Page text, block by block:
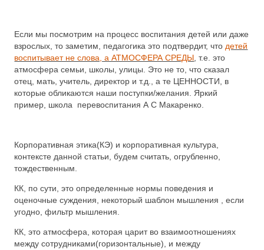
Если мы посмотрим на процесс воспитания детей или даже
взрослых, то заметим, педагогика это подтвердит, что детей
воспитывает не слова, а АТМОСФЕРА СРЕДЫ , т.е. это
атмосфера семьи, школы, улицы. Это не то, что сказал
отец, мать, учитель, директор и т.д., а те ЦЕННОСТИ, в
которые обликаются наши поступки/желания. Яркий
пример, школа перевоспитания А С Макаренко.
Корпоративная этика(КЭ) и корпоративная культура,
контексте данной статьи, будем считать, огрубленно,
тождественным.
КК, по сути, это определенные нормы поведения и
оценочные суждения, некоторый шаблон мышления , если
угодно, фильтр мышления.
КК, это атмосфера, которая царит во взаимоотношениях
между сотрудниками(горизонтальные), и между